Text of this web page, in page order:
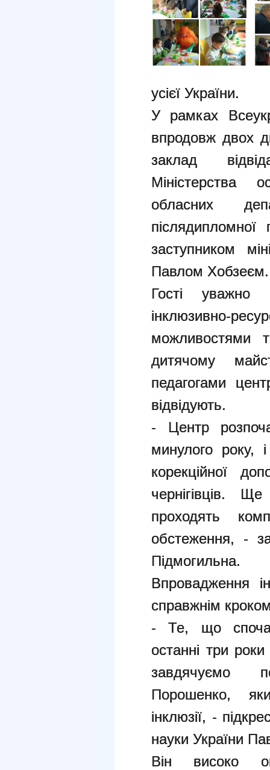
усієї України.
У рамках
впродовж двох
заклад
Міністерства
обласних
післядипломної
заступником
Павлом Хобзеєм.
Гості уважно
інклюзивно-
можливостями
дитячому
педагогами
відвідують.
- Центр
минулого року,
корекційної
чернігівців.
проходять
обстеження, -
Підмогильна.
Впровадження
справжнім
- Те, що
останні три
завдячуємо
Порошенко,
інклюзії, -
науки України
Він високо